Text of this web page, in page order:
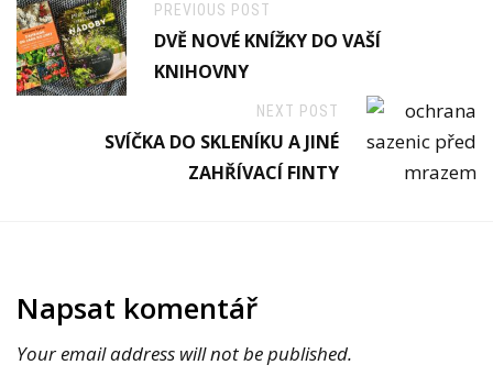
PREVIOUS POST
DVĚ NOVÉ KNÍŽKY DO VAŠÍ
KNIHOVNY
NEXT POST
SVÍČKA DO SKLENÍKU A JINÉ
ZAHŘÍVACÍ FINTY
Napsat komentář
Your email address will not be published.